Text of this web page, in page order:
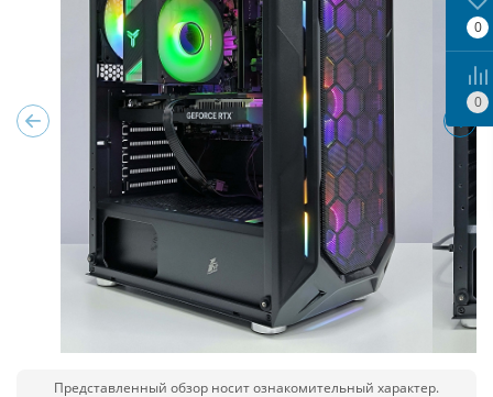
Представленный обзор носит ознакомительный характер.
0
0